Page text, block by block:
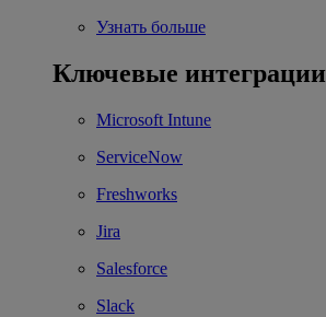
Узнать больше
Ключевые интеграции
Microsoft Intune
ServiceNow
Freshworks
Jira
Salesforce
Slack